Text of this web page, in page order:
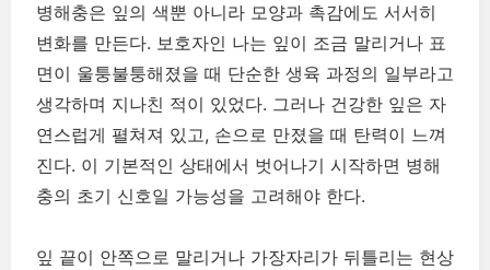
병해충은 잎의 색뿐 아니라 모양과 촉감에도 서서히
변화를 만든다. 보호자인 나는 잎이 조금 말리거나 표
면이 울퉁불퉁해졌을 때 단순한 생육 과정의 일부라고
생각하며 지나친 적이 있었다. 그러나 건강한 잎은 자
연스럽게 펼쳐져 있고, 손으로 만졌을 때 탄력이 느껴
진다. 이 기본적인 상태에서 벗어나기 시작하면 병해
충의 초기 신호일 가능성을 고려해야 한다.
잎 끝이 안쪽으로 말리거나 가장자리가 뒤틀리는 현상